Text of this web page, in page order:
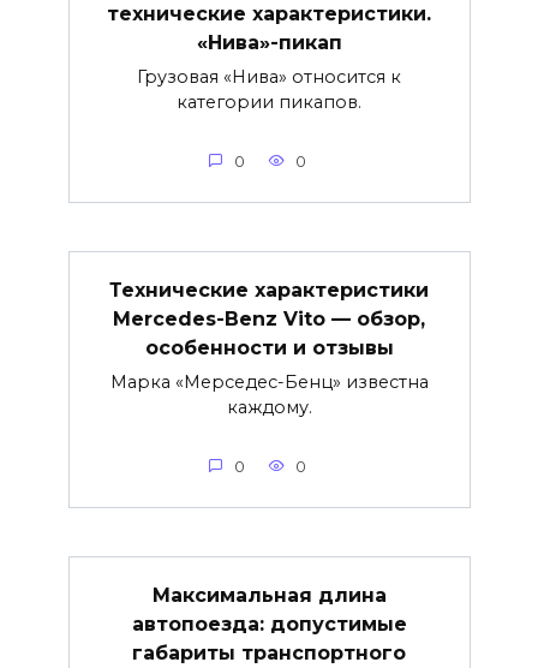
технические характеристики.
«Нива»-пикап
Грузовая «Нива» относится к
категории пикапов.
0 0
Технические характеристики
Mercedes-Benz Vito — обзор,
особенности и отзывы
Марка «Мерседес-Бенц» известна
каждому.
0 0
Максимальная длина
автопоезда: допустимые
габариты транспортного